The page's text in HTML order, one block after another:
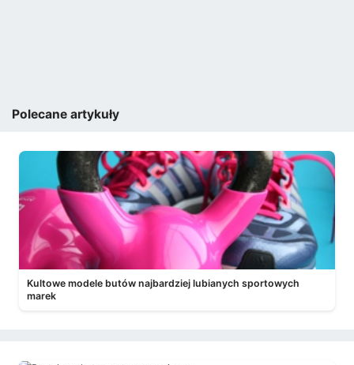
Polecane artykuły
Kultowe modele butów najbardziej lubianych sportowych
marek